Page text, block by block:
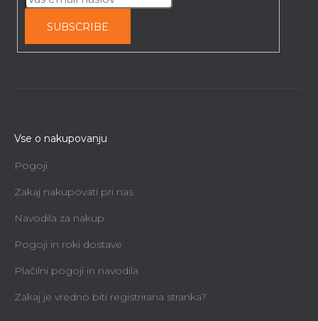
SUBSCRIBE
Vse o nakupovanju
Pogoji
Zakaj nakupovati pri nas
Navodila za nakup
Pogoji in roki dostave
Plačilni pogoji in navodila
Zakaj je vredno biti registrirana stranka?